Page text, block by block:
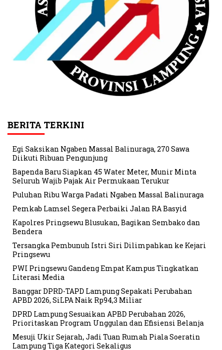
BERITA TERKINI
Egi Saksikan Ngaben Massal Balinuraga, 270 Sawa
Diikuti Ribuan Pengunjung
Bapenda Baru Siapkan 45 Water Meter, Munir Minta
Seluruh Wajib Pajak Air Permukaan Terukur
Puluhan Ribu Warga Padati Ngaben Massal Balinuraga
Pemkab Lamsel Segera Perbaiki Jalan RA Basyid
Kapolres Pringsewu Blusukan, Bagikan Sembako dan
Bendera
Tersangka Pembunuh Istri Siri Dilimpahkan ke Kejari
Pringsewu
PWI Pringsewu Gandeng Empat Kampus Tingkatkan
Literasi Media
Banggar DPRD-TAPD Lampung Sepakati Perubahan
APBD 2026, SiLPA Naik Rp94,3 Miliar
DPRD Lampung Sesuaikan APBD Perubahan 2026,
Prioritaskan Program Unggulan dan Efisiensi Belanja
Mesuji Ukir Sejarah, Jadi Tuan Rumah Piala Soeratin
Lampung Tiga Kategori Sekaligus